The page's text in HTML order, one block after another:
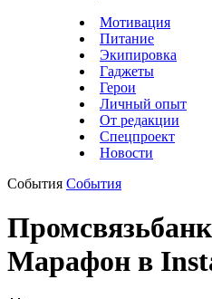
Мотивация
Питание
Экипировка
Гаджеты
Герои
Личный опыт
От редакции
Спецпроект
Новости
События События
Марафон в